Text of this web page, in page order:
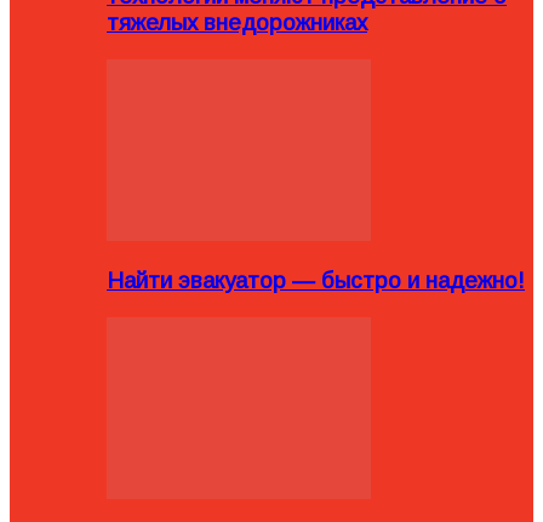
тяжелых внедорожниках
Найти эвакуатор — быстро и надежно!